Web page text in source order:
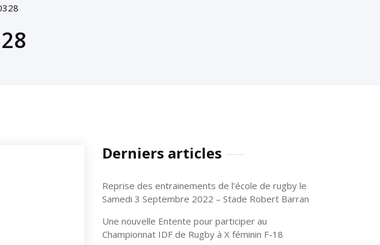
Derniers articles
Reprise des entrainements de l’école de rugby le
Samedi 3 Septembre 2022 – Stade Robert Barran
Une nouvelle Entente pour participer au
Championnat IDF de Rugby à X féminin F-18